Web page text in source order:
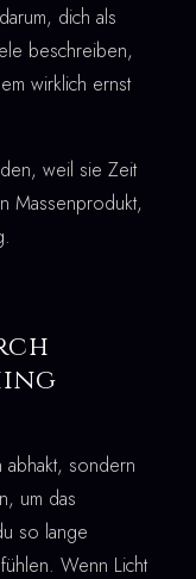
dich als
beschreiben,
wirklich ernst
weil sie Zeit
Massenprodukt,
abhakt, sondern
um das
so lange
Wenn Licht